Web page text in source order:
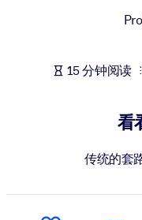
利用可靠、结构化的
15 分钟阅读
看
传统的套